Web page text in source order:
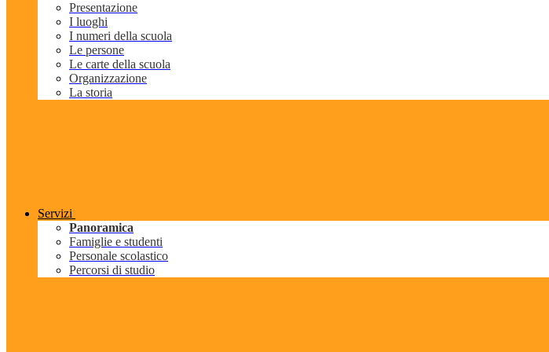
Presentazione
I luoghi
I numeri della scuola
Le persone
Le carte della scuola
Organizzazione
La storia
Servizi
Panoramica
Famiglie e studenti
Personale scolastico
Percorsi di studio